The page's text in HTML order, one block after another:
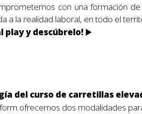
con una formación
a la realidad laboral, en todo el
play y descúbrelo!▶️
del curso de carretillas
ofrecemos dos modalidades